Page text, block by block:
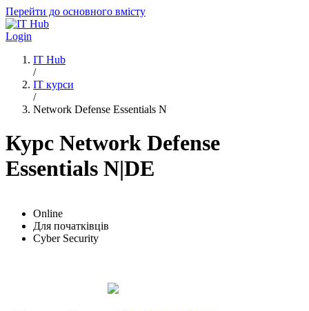
Перейти до основного вмісту
Login
IT Hub
/
IT курси
/
Network Defense Essentials N
Курс Network Defense
Essentials N|DE
Online
Для початківців
Cyber Security